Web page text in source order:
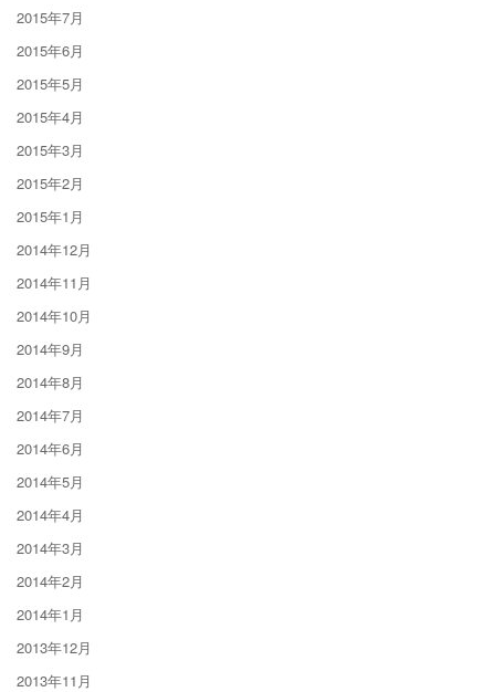
2015年7月
2015年6月
2015年5月
2015年4月
2015年3月
2015年2月
2015年1月
2014年12月
2014年11月
2014年10月
2014年9月
2014年8月
2014年7月
2014年6月
2014年5月
2014年4月
2014年3月
2014年2月
2014年1月
2013年12月
2013年11月